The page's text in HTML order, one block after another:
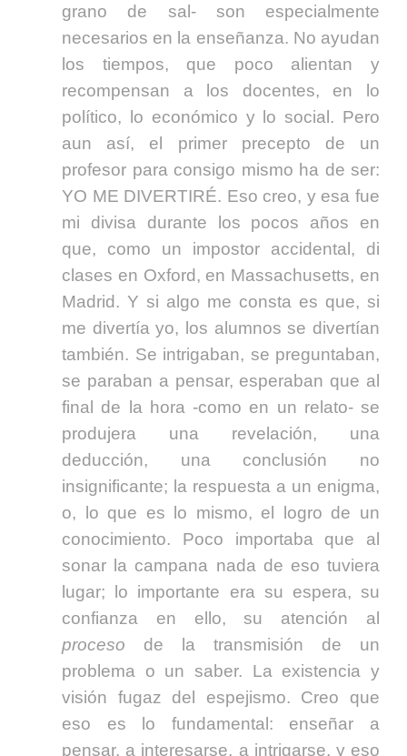
grano de sal- son especialmente
necesarios en la enseñanza. No ayudan
los tiempos, que poco alientan y
recompensan a los docentes, en lo
político, lo económico y lo social. Pero
aun así, el primer precepto de un
profesor para consigo mismo ha de ser:
YO ME DIVERTIRÉ. Eso creo, y esa fue
mi divisa durante los pocos años en
que, como un impostor accidental, di
clases en Oxford, en Massachusetts, en
Madrid. Y si algo me consta es que, si
me divertía yo, los alumnos se divertían
también. Se intrigaban, se preguntaban,
se paraban a pensar, esperaban que al
final de la hora -como en un relato- se
produjera una revelación, una
deducción, una conclusión no
insignificante; la respuesta a un enigma,
o, lo que es lo mismo, el logro de un
conocimiento. Poco importaba que al
sonar la campana nada de eso tuviera
lugar; lo importante era su espera, su
confianza en ello, su atención al
proceso de la transmisión de un
problema o un saber. La existencia y
visión fugaz del espejismo. Creo que
eso es lo fundamental: enseñar a
pensar, a interesarse, a intrigarse, y eso